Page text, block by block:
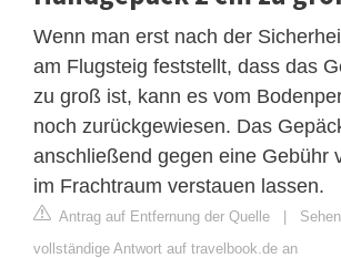
Wenn man erst nach der
am Flugsteig feststellt, dass das
zu groß ist, kann es vom
noch zurückgewiesen. Das
anschließend gegen eine Gebühr
im Frachtraum verstauen lassen.
Antrag auf Entfernung der Quelle |
vollständige Antwort auf travelbook.de an